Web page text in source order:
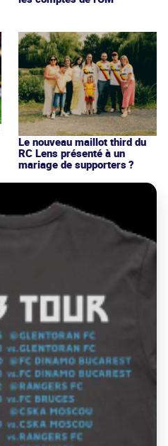
Le nouveau maillot third du
RC Lens présenté à un
mariage de supporters ?